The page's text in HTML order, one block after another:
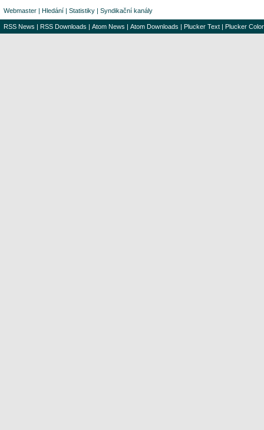
Webmaster | Hledání | Statistiky | Syndikační kanály
RSS News | RSS Downloads | Atom News | Atom Downloads | Plucker Text | Plucker Color